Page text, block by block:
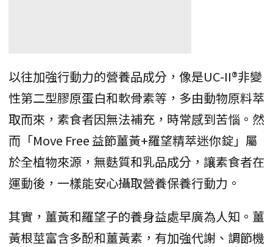
以往加強行動力的營養品成分，像是UC-II®非變
性第二型膠原蛋白和軟骨素等，多由動物原料萃
取而來，素食者因無法補充，時常感到苦惱。然
而「Move Free 益節薑黃+羅望精萃迷你錠」屬
於全植物來源，無麩質和乳品成分，讓素食者在
運動後，一樣能安心攝取營養保養行動力。
其實，薑黃和羅望子的養身益處早廣為人知。薑
黃根莖富含多酚和薑黃素，有加強代謝、調節機